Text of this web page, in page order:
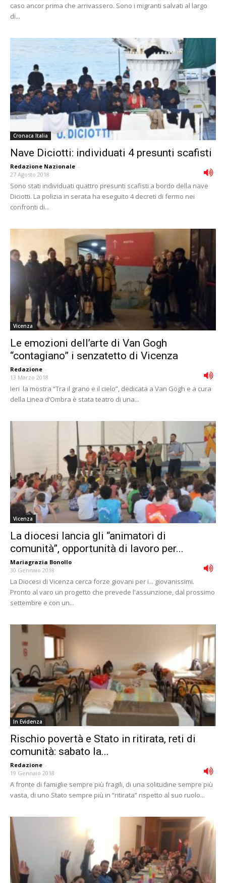
caso ancor prima che arrivassero. Sono i migranti salvati al largo
di...
Cronaca Italia
Nave Diciotti: individuati 4 presunti scafisti
Redazione Nazionale -
27 Agosto 2018
Sono stati individuati quattro presunti scafisti a bordo della nave
Diciotti. La polizia in serata ha eseguito 4 decreti di fermo nei
confronti di...
Vicenza
Le emozioni dell’arte di Van Gogh
“contagiano” i senzatetto di Vicenza
Redazione -
13 Marzo 2018
Ieri la mostra “Tra il grano e il cielo”, dedicata a Van Gogh e a cura
della Linea d’Ombra è stata teatro di una...
Vicenza
La diocesi lancia gli “animatori di
comunità”, opportunità di lavoro per...
Mariagrazia Bonollo -
30 Gennaio 2018
La Diocesi di Vicenza cerca forze giovani per i... giovanissimi.
Pronto al varo un progetto che prevede l'assunzione, dal prossimo
settembre e con un...
In Evidenza
Rischio povertà e Stato in ritirata, reti di
comunità: sabato la...
Redazione -
19 Gennaio 2018
A fronte di famiglie sempre più fragili, di una solitudine sempre più
vasta, di uno Stato sempre più in “ritirata” rispetto al suo ruolo...